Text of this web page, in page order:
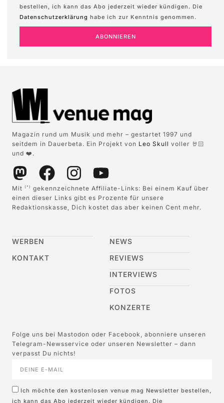
bestellen, ich kann das Abo jederzeit wieder kündigen. Die
Datenschutzerklärung habe ich zur Kenntnis genommen.
ABONNIEREN
Magazin rund um Musik und mehr – gestartet 1997 und
seitdem in Dauerbeta. Ein Projekt von Leo Skull voller 🤘🏻
und ❤️.
Mit (*)
gekennzeichnete Affiliate-Links: Bei einem Kauf über
einen dieser Links gibt es Prozente für unsere
Redaktionskasse, Dich kostet das aber keinen Cent mehr.
WERBEN
KONTAKT
NEWS
REVIEWS
INTERVIEWS
FOTOS
KONZERTE
Folge uns bei Mastodon oder Facebook, abonniere unseren
Telegram-Newsservice oder unseren Newsletter – dann
verpasst Du nichts!
Ich möchte den kostenlosen venue mag Newsletter bestellen,
ich kann das Abo jederzeit wieder kündigen. Die